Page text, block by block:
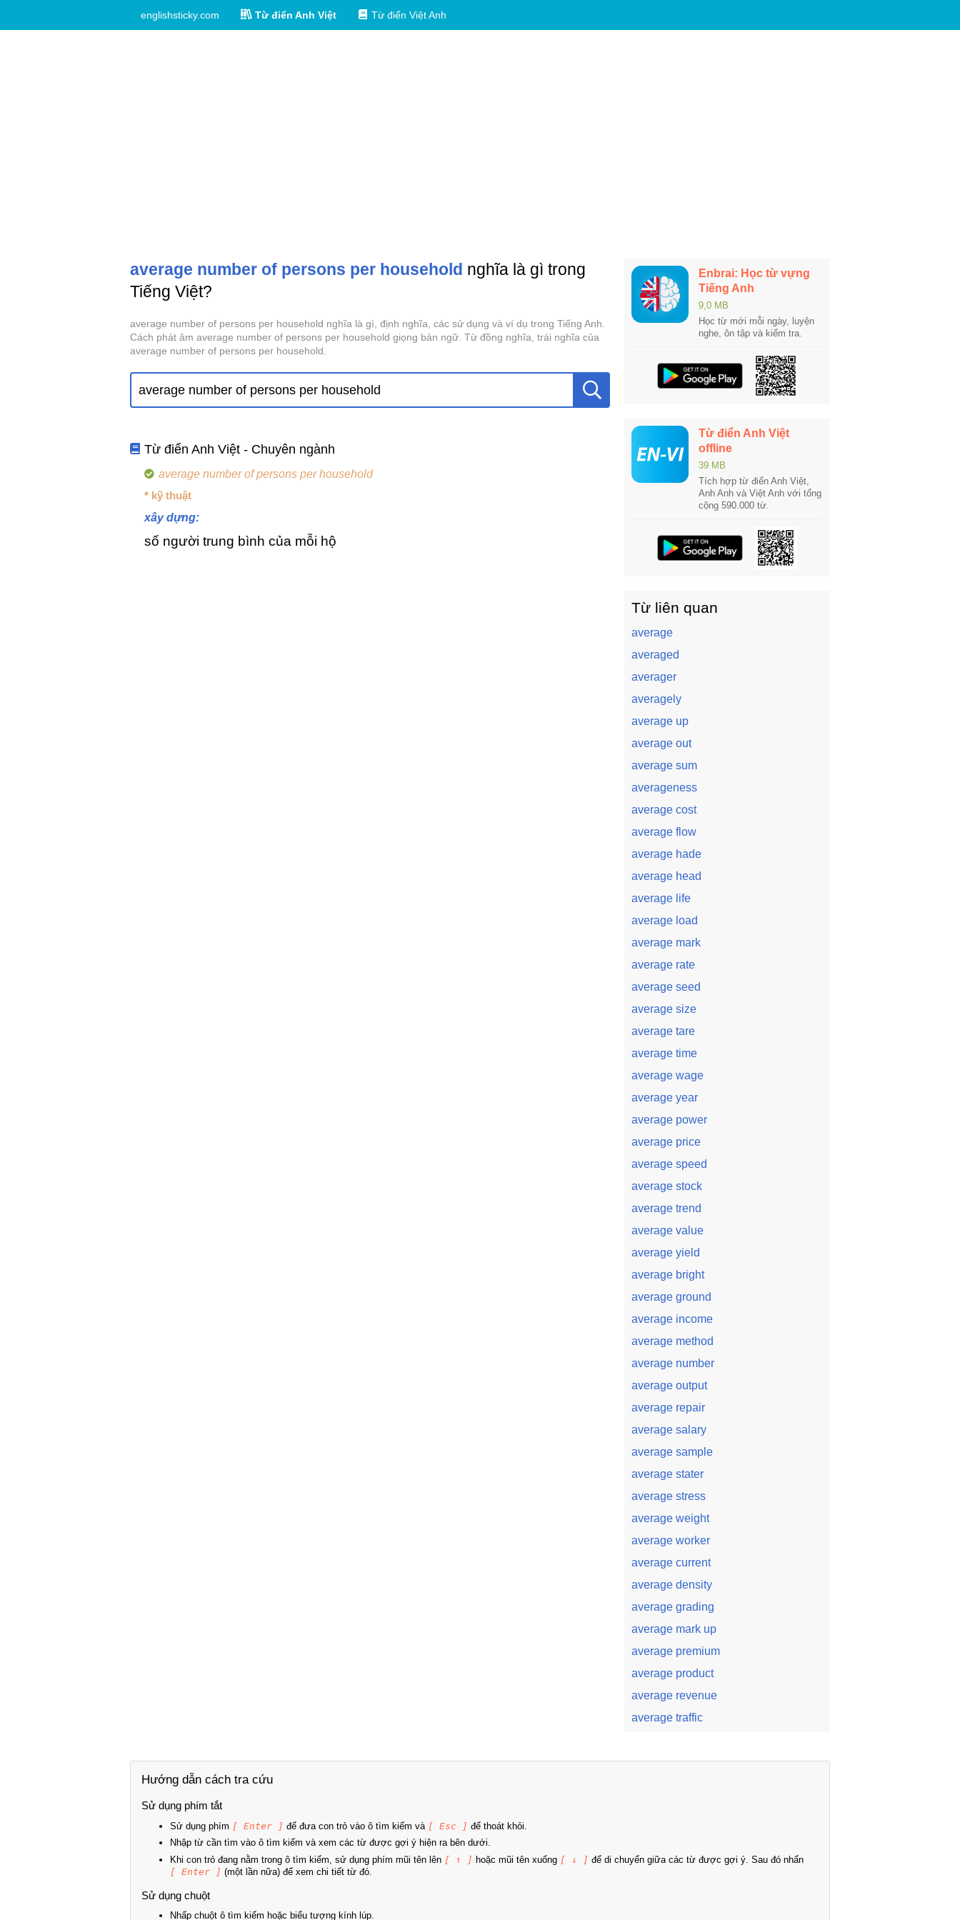
englishsticky.com Từ điển Anh Việt Từ điển Việt Anh
average number of persons per household nghĩa là gì trong
Tiếng Việt?
average number of persons per household nghĩa là gì, định nghĩa, các sử dụng và ví dụ trong Tiếng Anh.
Cách phát âm average number of persons per household giọng bản ngữ. Từ đồng nghĩa, trái nghĩa của
average number of persons per household.
Từ điển Anh Việt - Chuyên ngành
average number of persons per household
* kỹ thuật
xây dựng:
số người trung bình của mỗi hộ
Enbrai: Học từ vựng
Tiếng Anh
9,0 MB
Học từ mới mỗi ngày, luyện
nghe, ôn tập và kiểm tra.
Từ điển Anh Việt
offline
39 MB
Tích hợp từ điển Anh Việt,
Anh Anh và Việt Anh với tổng
cộng 590.000 từ.
Từ liên quan
average
averaged
averager
averagely
average up
average out
average sum
averageness
average cost
average flow
average hade
average head
average life
average load
average mark
average rate
average seed
average size
average tare
average time
average wage
average year
average power
average price
average speed
average stock
average trend
average value
average yield
average bright
average ground
average income
average method
average number
average output
average repair
average salary
average sample
average stater
average stress
average weight
average worker
average current
average density
average grading
average mark up
average premium
average product
average revenue
average traffic
Hướng dẫn cách tra cứu
Sử dụng phím tắt
Sử dụng phím [ Enter ] để đưa con trỏ vào ô tìm kiếm và [ Esc ] để thoát khỏi.
Nhập từ cần tìm vào ô tìm kiếm và xem các từ được gợi ý hiện ra bên dưới.
Khi con trỏ đang nằm trong ô tìm kiếm, sử dụng phím mũi tên lên [ ↑ ] hoặc mũi tên xuống [ ↓ ] để di chuyển giữa các từ được gợi ý. Sau đó nhấn
[ Enter ] (một lần nữa) để xem chi tiết từ đó.
Sử dụng chuột
Nhấp chuột ô tìm kiếm hoặc biểu tượng kính lúp.